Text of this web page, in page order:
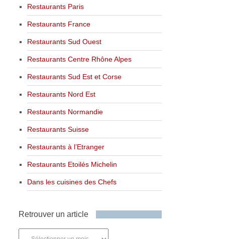
Restaurants Paris
Restaurants France
Restaurants Sud Ouest
Restaurants Centre Rhône Alpes
Restaurants Sud Est et Corse
Restaurants Nord Est
Restaurants Normandie
Restaurants Suisse
Restaurants à l’Etranger
Restaurants Etoilés Michelin
Dans les cuisines des Chefs
Retrouver un article